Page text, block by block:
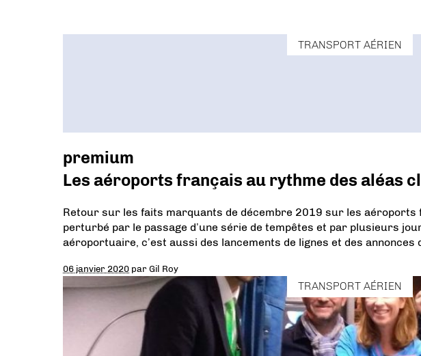
TRANSPORT AÉRIEN
premium
Les aéroports français au rythme des aléas
Retour sur les faits marquants de décembre 2019 sur les
perturbé par le passage d’une série de tempêtes et par plusieurs
aéroportuaire, c’est aussi des lancements de lignes et des annonces
06 janvier 2020 parGil Roy
TRANSPORT AÉRIEN